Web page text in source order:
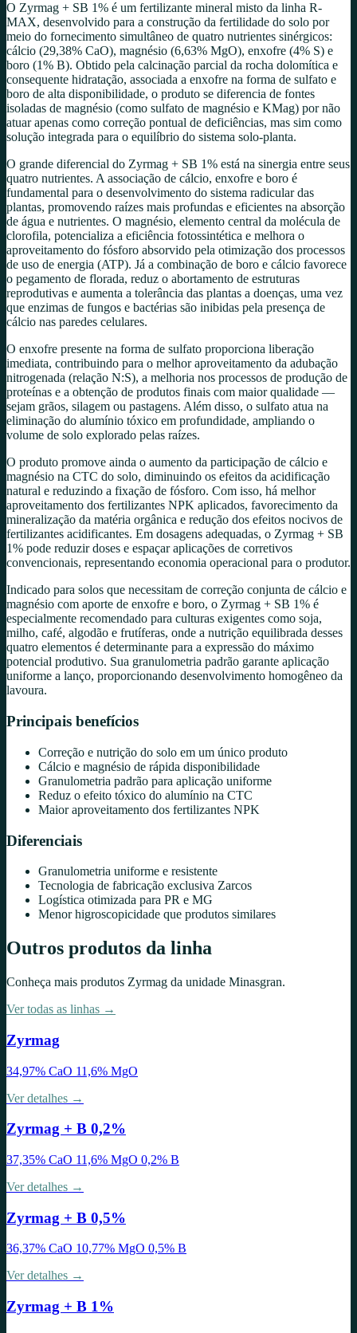
O Zyrmag + SB 1% é um fertilizante mineral misto da linha R-
MAX, desenvolvido para a construção da fertilidade do solo por
meio do fornecimento simultâneo de quatro nutrientes sinérgicos:
cálcio (29,38% CaO), magnésio (6,63% MgO), enxofre (4% S) e
boro (1% B). Obtido pela calcinação parcial da rocha dolomítica e
consequente hidratação, associada a enxofre na forma de sulfato e
boro de alta disponibilidade, o produto se diferencia de fontes
isoladas de magnésio (como sulfato de magnésio e KMag) por não
atuar apenas como correção pontual de deficiências, mas sim como
solução integrada para o equilíbrio do sistema solo-planta.
O grande diferencial do Zyrmag + SB 1% está na sinergia entre seus
quatro nutrientes. A associação de cálcio, enxofre e boro é
fundamental para o desenvolvimento do sistema radicular das
plantas, promovendo raízes mais profundas e eficientes na absorção
de água e nutrientes. O magnésio, elemento central da molécula de
clorofila, potencializa a eficiência fotossintética e melhora o
aproveitamento do fósforo absorvido pela otimização dos processos
de uso de energia (ATP). Já a combinação de boro e cálcio favorece
o pegamento de florada, reduz o abortamento de estruturas
reprodutivas e aumenta a tolerância das plantas a doenças, uma vez
que enzimas de fungos e bactérias são inibidas pela presença de
cálcio nas paredes celulares.
O enxofre presente na forma de sulfato proporciona liberação
imediata, contribuindo para o melhor aproveitamento da adubação
nitrogenada (relação N:S), a melhoria nos processos de produção de
proteínas e a obtenção de produtos finais com maior qualidade —
sejam grãos, silagem ou pastagens. Além disso, o sulfato atua na
eliminação do alumínio tóxico em profundidade, ampliando o
volume de solo explorado pelas raízes.
O produto promove ainda o aumento da participação de cálcio e
magnésio na CTC do solo, diminuindo os efeitos da acidificação
natural e reduzindo a fixação de fósforo. Com isso, há melhor
aproveitamento dos fertilizantes NPK aplicados, favorecimento da
mineralização da matéria orgânica e redução dos efeitos nocivos de
fertilizantes acidificantes. Em dosagens adequadas, o Zyrmag + SB
1% pode reduzir doses e espaçar aplicações de corretivos
convencionais, representando economia operacional para o produtor.
Indicado para solos que necessitam de correção conjunta de cálcio e
magnésio com aporte de enxofre e boro, o Zyrmag + SB 1% é
especialmente recomendado para culturas exigentes como soja,
milho, café, algodão e frutíferas, onde a nutrição equilibrada desses
quatro elementos é determinante para a expressão do máximo
potencial produtivo. Sua granulometria padrão garante aplicação
uniforme a lanço, proporcionando desenvolvimento homogêneo da
lavoura.
Principais benefícios
Correção e nutrição do solo em um único produto
Cálcio e magnésio de rápida disponibilidade
Granulometria padrão para aplicação uniforme
Reduz o efeito tóxico do alumínio na CTC
Maior aproveitamento dos fertilizantes NPK
Diferenciais
Granulometria uniforme e resistente
Tecnologia de fabricação exclusiva Zarcos
Logística otimizada para PR e MG
Menor higroscopicidade que produtos similares
Outros produtos da linha
Conheça mais produtos Zyrmag da unidade Minasgran.
Ver todas as linhas →
Zyrmag
34,97% CaO 11,6% MgO
Ver detalhes →
Zyrmag + B 0,2%
37,35% CaO 11,6% MgO 0,2% B
Ver detalhes →
Zyrmag + B 0,5%
36,37% CaO 10,77% MgO 0,5% B
Ver detalhes →
Zyrmag + B 1%